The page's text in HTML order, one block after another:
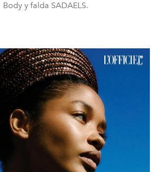
Body y falda SADAELS.